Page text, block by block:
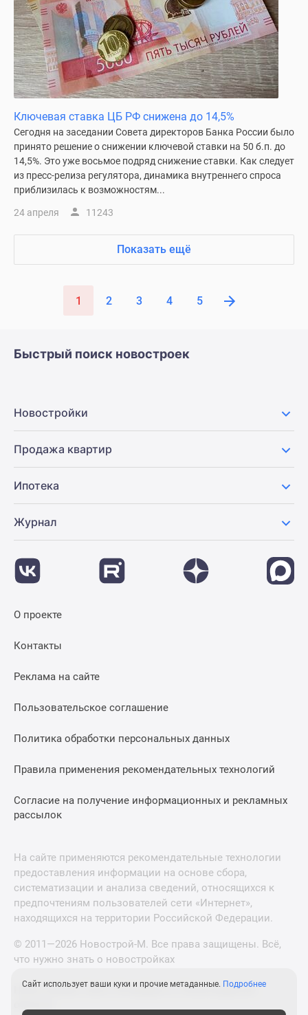
Ключевая ставка ЦБ РФ снижена до 14,5%
Сегодня на заседании Совета директоров Банка России было
принято решение о снижении ключевой ставки на 50 б.п. до
14,5%. Это уже восьмое подряд снижение ставки. Как следует
из пресс-релиза регулятора, динамика внутреннего спроса
приблизилась к возможностям...
24 апреля 11243
Показать ещё
1 2 3 4 5
Быстрый поиск новостроек
Новостройки
Продажа квартир
Ипотека
Журнал
О проекте
Контакты
Реклама на сайте
Пользовательское соглашение
Политика обработки персональных данных
Правила применения рекомендательных технологий
Согласие на получение информационных и рекламных
рассылок
На сайте применяются рекомендательные технологии
предоставления информации на основе сбора,
систематизации и анализа сведений, относящихся к
предпочтениям пользователей сети «Интернет»,
находящихся на территории Российской Федерации.
© 2011—2026 Новострой-М. Все права защищены. Всё,
что нужно знать о новостройках
Новостройки Санкт-Петербурга и Ленинградской
Сайт использует ваши куки и прочие метаданные. Подробнее